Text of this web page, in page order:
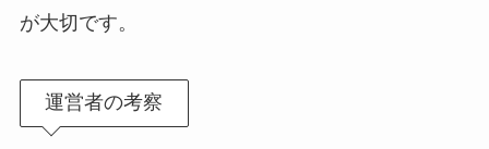
が大切です。
運営者の考察